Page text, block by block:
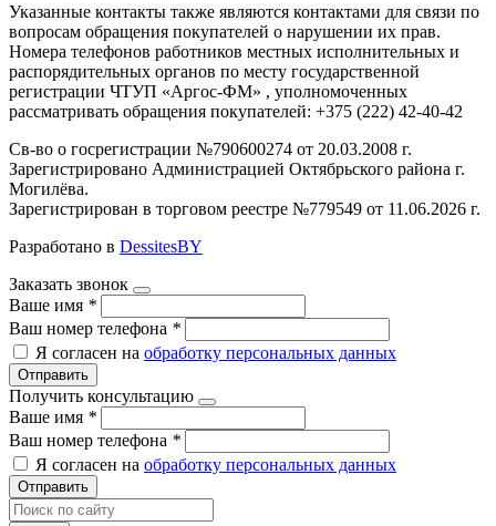
Указанные контакты также являются контактами для связи по
вопросам обращения покупателей о нарушении их прав.
Номера телефонов работников местных исполнительных и
распорядительных органов по месту государственной
регистрации ЧТУП «Аргос-ФМ» , уполномоченных
рассматривать обращения покупателей: +375 (222) 42-40-42
Св-во о госрегистрации №790600274 от 20.03.2008 г.
Зарегистрировано Администрацией Октябрьского района г.
Могилёва.
Зарегистрирован в торговом реестре №779549 от 11.06.2026 г.
Разработано в DessitesBY
Заказать звонок
Ваше имя *
Ваш номер телефона *
Я согласен на обработку персональных данных
Отправить
Получить консультацию
Ваше имя *
Ваш номер телефона *
Я согласен на обработку персональных данных
Отправить